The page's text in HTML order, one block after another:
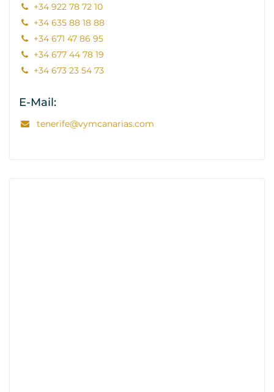
+34 922 78 72 10
+34 635 88 18 88
+34 671 47 86 95
+34 677 44 78 19
+34 673 23 54 73
E-Mail:
tenerife@vymcanarias.com